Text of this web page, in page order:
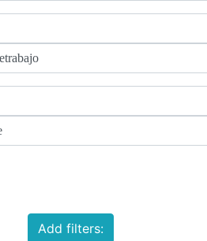
Add filters: